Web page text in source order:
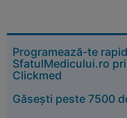
Programează-te
SfatulMedicului.ro
Clickmed
Găsești peste 7500